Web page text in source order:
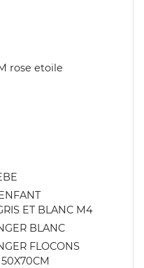
rose etoile
ET BLANC M4
BLANC
FLOCONS